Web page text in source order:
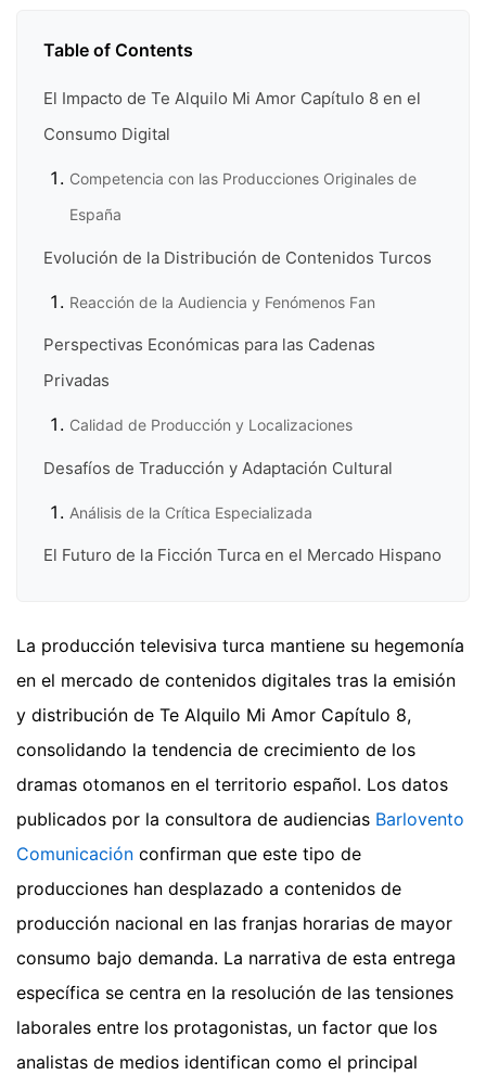
Table of Contents
El Impacto de Te Alquilo Mi Amor Capítulo 8 en el
Consumo Digital
Competencia con las Producciones Originales de
España
Evolución de la Distribución de Contenidos Turcos
Reacción de la Audiencia y Fenómenos Fan
Perspectivas Económicas para las Cadenas
Privadas
Calidad de Producción y Localizaciones
Desafíos de Traducción y Adaptación Cultural
Análisis de la Crítica Especializada
El Futuro de la Ficción Turca en el Mercado Hispano
La producción televisiva turca mantiene su hegemonía
en el mercado de contenidos digitales tras la emisión
y distribución de Te Alquilo Mi Amor Capítulo 8,
consolidando la tendencia de crecimiento de los
dramas otomanos en el territorio español. Los datos
publicados por la consultora de audiencias Barlovento
Comunicación confirman que este tipo de
producciones han desplazado a contenidos de
producción nacional en las franjas horarias de mayor
consumo bajo demanda. La narrativa de esta entrega
específica se centra en la resolución de las tensiones
laborales entre los protagonistas, un factor que los
analistas de medios identifican como el principal